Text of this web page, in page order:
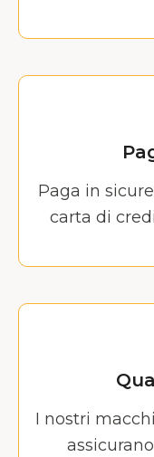
Paga in
carta di
I nostri